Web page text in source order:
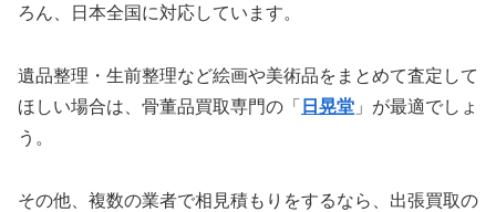
ろん、日本全国に対応しています。
遺品整理・生前整理など絵画や美術品をまとめて査定して
ほしい場合は、骨董品買取専門の「 日晃堂 」が最適でしょ
う。
その他、複数の業者で相見積もりをするなら、出張買取の